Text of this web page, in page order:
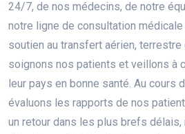
24/7, de nos médecins, de notre
notre ligne de consultation
soutien au transfert aérien, terrestre
soignons nos patients et veillons à
leur pays en bonne santé. Au cours
évaluons les rapports de nos
un retour dans les plus brefs délais,